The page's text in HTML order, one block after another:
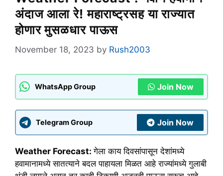
अंदाज आला रे! महाराष्ट्रसह या राज्यात
होणार मुसळधार पाऊस
November 18, 2023 by Rush2003
WhatsApp Group Join Now
Telegram Group Join Now
Weather Forecast:गेला काय दिवसांपासून देशांमध्ये
हवामानामध्ये सातत्याने बदल पाहायला मिळत आहे राज्यांमध्ये गुलाबी